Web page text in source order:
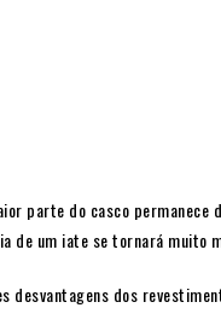
parte do casco permanece
de um iate se tornará muito
desvantagens dos